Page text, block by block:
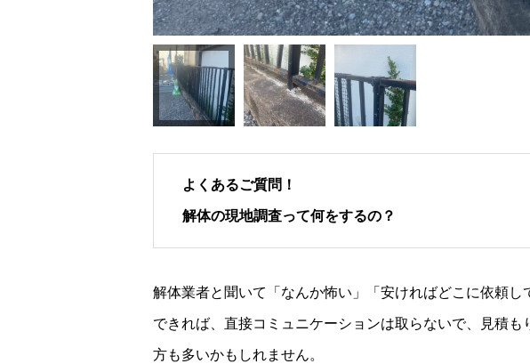
よくあるご質問！
解体の現地調査って何をするの？
解体業者と聞いて「なんか怖い」「安ければどこに依頼し
できれば、直接コミュニケーションは取らないで、見積も
方も多いかもしれません。